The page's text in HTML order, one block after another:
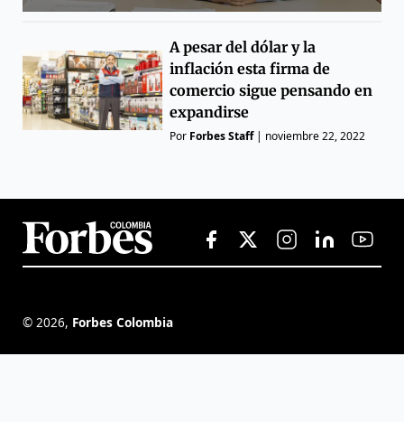
A pesar del dólar y la
inflación esta firma de
comercio sigue pensando en
expandirse
Por Forbes Staff| noviembre 22, 2022
© 2026, Forbes Colombia